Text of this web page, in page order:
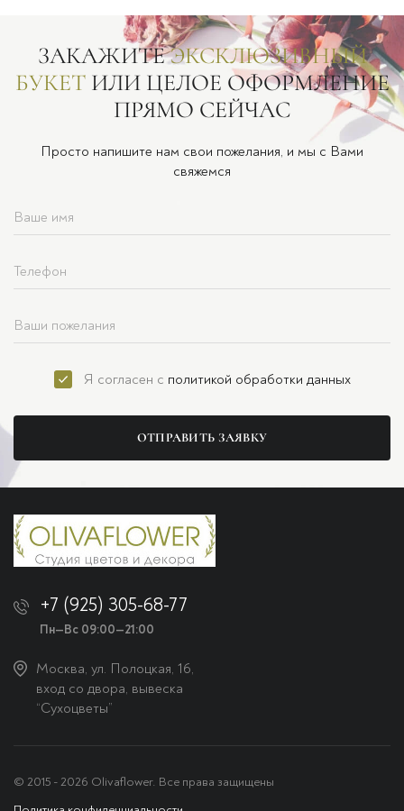
ЗАКАЖИТЕЭКСКЛЮЗИВНЫЙ
БУКЕТИЛИ ЦЕЛОЕ ОФОРМЛЕНИЕ
ПРЯМО СЕЙЧАС
Просто напишите нам свои пожелания, и мы с Вами
свяжемся
Я согласен с политикой обработки данных
ОТПРАВИТЬ ЗАЯВКУ
+7 (925) 305-68-77
Пн—Вс 09:00—21:00
Москва, ул. Полоцкая, 16,
вход со двора, вывеска
“Сухоцветы”
© 2015 - 2026 Olivaflower. Все права защищены